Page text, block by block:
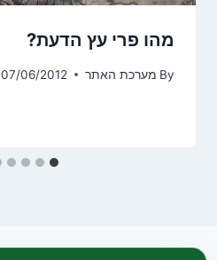
מהו פרי עץ הדעת?
By מערכת האתר 07/06/2012